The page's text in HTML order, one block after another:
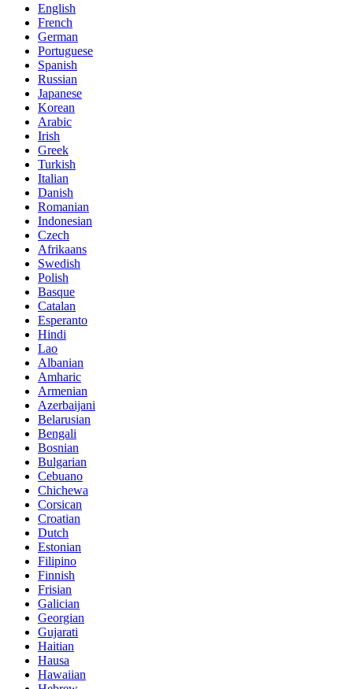
English
French
German
Portuguese
Spanish
Russian
Japanese
Korean
Arabic
Irish
Greek
Turkish
Italian
Danish
Romanian
Indonesian
Czech
Afrikaans
Swedish
Polish
Basque
Catalan
Esperanto
Hindi
Lao
Albanian
Amharic
Armenian
Azerbaijani
Belarusian
Bengali
Bosnian
Bulgarian
Cebuano
Chichewa
Corsican
Croatian
Dutch
Estonian
Filipino
Finnish
Frisian
Galician
Georgian
Gujarati
Haitian
Hausa
Hawaiian